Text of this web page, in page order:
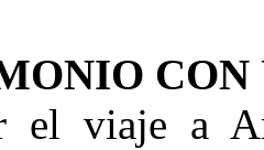
el viaje a